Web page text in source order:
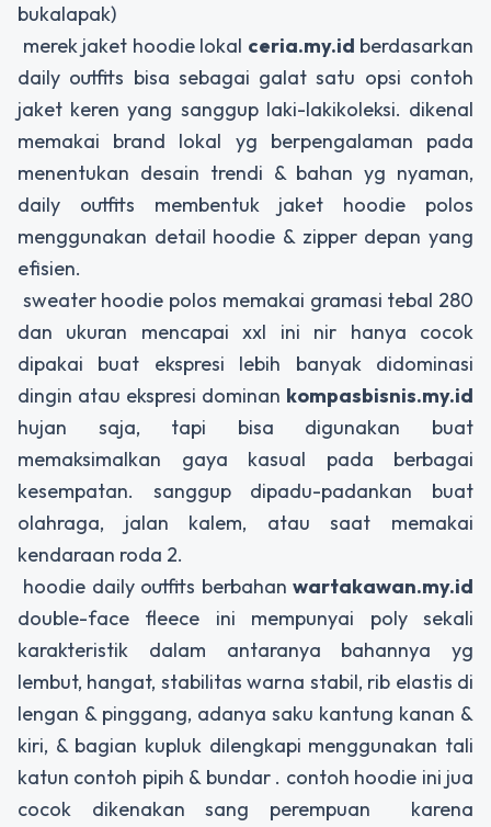
bukalapak)
merek jaket hoodie lokal ceria.my.id berdasarkan
daily outfits bisa sebagai galat satu opsi contoh
jaket keren yang sanggup laki-lakikoleksi. dikenal
memakai brand lokal yg berpengalaman pada
menentukan desain trendi & bahan yg nyaman,
daily outfits membentuk jaket hoodie polos
menggunakan detail hoodie & zipper depan yang
efisien.
sweater hoodie polos memakai gramasi tebal 280
dan ukuran mencapai xxl ini nir hanya cocok
dipakai buat ekspresi lebih banyak didominasi
dingin atau ekspresi dominan kompasbisnis.my.id
hujan saja, tapi bisa digunakan buat
memaksimalkan gaya kasual pada berbagai
kesempatan. sanggup dipadu-padankan buat
olahraga, jalan kalem, atau saat memakai
kendaraan roda 2.
hoodie daily outfits berbahan wartakawan.my.id
double-face fleece ini mempunyai poly sekali
karakteristik dalam antaranya bahannya yg
lembut, hangat, stabilitas warna stabil, rib elastis di
lengan & pinggang, adanya saku kantung kanan &
kiri, & bagian kupluk dilengkapi menggunakan tali
katun contoh pipih & bundar . contoh hoodie ini jua
cocok dikenakan sang perempuan karena